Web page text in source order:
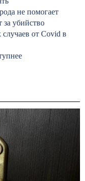
не помогает
за убийство
от Covid в